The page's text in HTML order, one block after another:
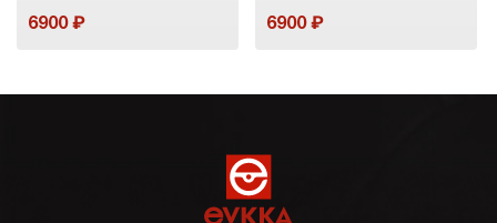
6900 6900